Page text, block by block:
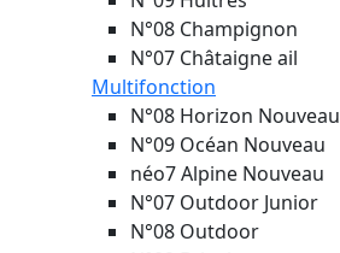
N°08 Champignon
N°07 Châtaigne ail
Multifonction
N°08 Horizon Nouveau
N°09 Océan Nouveau
néo7 Alpine Nouveau
N°07 Outdoor Junior
N°08 Outdoor